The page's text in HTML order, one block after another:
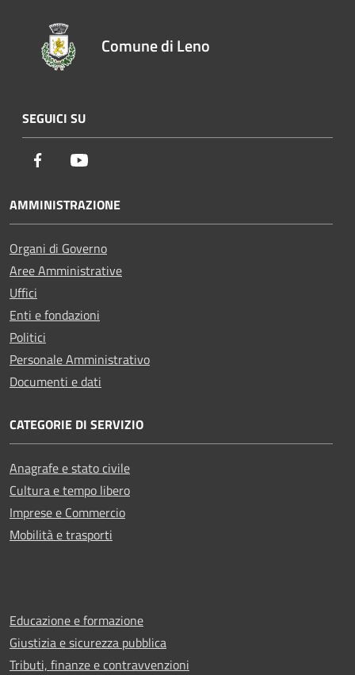
Comune di Leno
SEGUICI SU
Facebook
AMMINISTRAZIONE
Organi di Governo
Aree Amministrative
Uffici
Enti e fondazioni
Politici
Personale Amministrativo
Documenti e dati
CATEGORIE DI SERVIZIO
Anagrafe e stato civile
Cultura e tempo libero
Imprese e Commercio
Mobilità e trasporti
Educazione e formazione
Giustizia e sicurezza pubblica
Tributi, finanze e contravvenzioni